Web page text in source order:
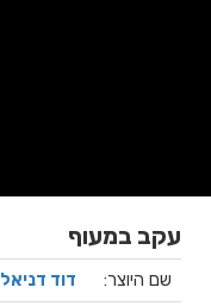
עקב במעוף
שם היוצר: דוד דניאל